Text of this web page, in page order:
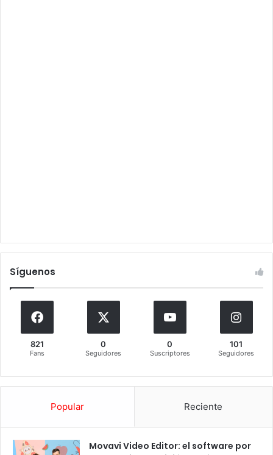
Síguenos
821
Fans
0
Seguidores
0
Suscriptores
101
Seguidores
Popular Reciente
Movavi Video Editor: el software por